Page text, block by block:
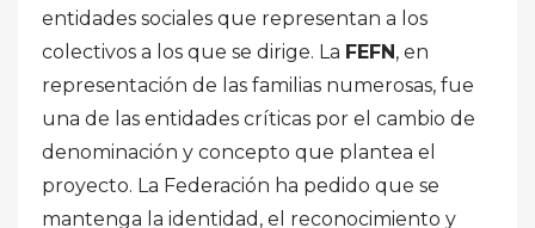
entidades sociales que representan a los
colectivos a los que se dirige. La FEFN, en
representación de las familias numerosas, fue
una de las entidades críticas por el cambio de
denominación y concepto que plantea el
proyecto. La Federación ha pedido que se
mantenga la identidad, el reconocimiento y